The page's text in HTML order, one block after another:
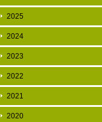
2025
2024
2023
2022
2021
2020